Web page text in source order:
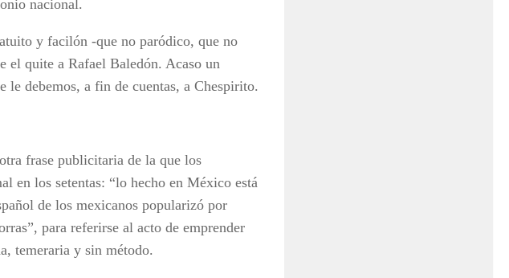
nacional.
y facilón -que no paródico, que no
el quite a Rafael Baledón. Acaso un
debemos, a fin de cuentas, a Chespirito.
frase publicitaria de la que los
en los setentas: “lo hecho en México está
de los mexicanos popularizó por
para referirse al acto de emprender
temeraria y sin método.